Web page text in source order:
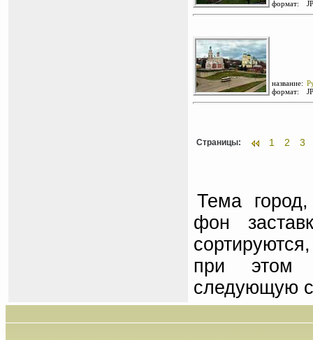
формат:
название:
формат:
Страницы: 1 2 3
Тема
фон
при этом
следующую